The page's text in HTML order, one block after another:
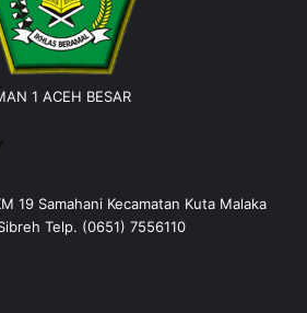
1 ACEH BESAR
19 Samahani Kecamatan Kuta Malaka
Telp. (0651) 7556110